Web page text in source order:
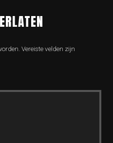
Vereiste velden zijn